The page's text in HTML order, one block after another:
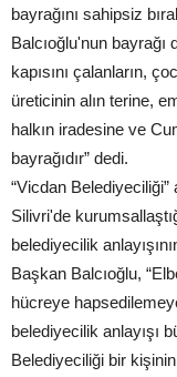
bayrağını sahipsiz
Balcıoğlu'nun
kapısını çalanların,
üreticinin alın terine,
halkın iradesine ve
bayrağıdır” dedi.
“Vicdan Belediyeciliği”
Silivri'de
belediyecilik
Başkan Balcıoğlu,
hücreye
belediyecilik anlayışı
Belediyeciliği bir